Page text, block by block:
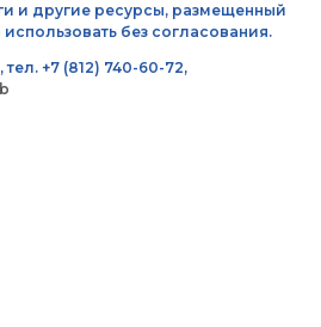
и другие ресурсы, размещенный
без согласования.
, тел. +7 (812) 740-60-72,